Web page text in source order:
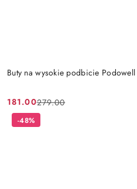
Buty na wysokie podbicie
Cena
promocyjna:
181.00
Cena
przed
279.00
-48%